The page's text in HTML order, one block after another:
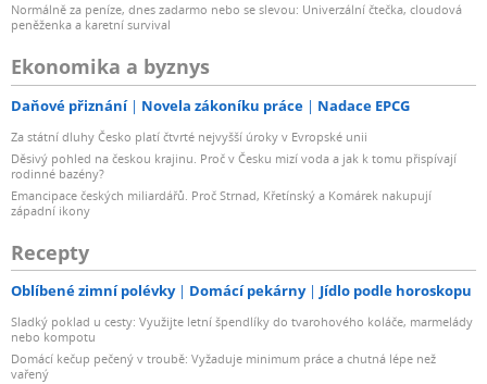
Normálně za peníze, dnes zadarmo nebo se slevou: Univerzální čtečka, cloudová
peněženka a karetní survival
Ekonomika a byznys
Daňové přiznání Novela zákoníku práce Nadace EPCG
Za státní dluhy Česko platí čtvrté nejvyšší úroky v Evropské unii
Děsivý pohled na českou krajinu. Proč v Česku mizí voda a jak k tomu přispívají
rodinné bazény?
Emancipace českých miliardářů. Proč Strnad, Křetínský a Komárek nakupují
západní ikony
Recepty
Oblíbené zimní polévky Domácí pekárny Jídlo podle horoskopu
Sladký poklad u cesty: Využijte letní špendlíky do tvarohového koláče, marmelády
nebo kompotu
Domácí kečup pečený v troubě: Vyžaduje minimum práce a chutná lépe než
vařený